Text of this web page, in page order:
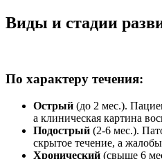
Виды и стадии
По характеру течения:
Острый (до 2 мес.).
а клиническая картина
Подострый (2-6 мес.).
скрытое течение, а
Хронический (свыше 6